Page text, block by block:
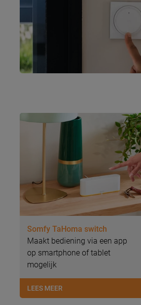
Somfy TaHoma switch
Maakt bediening via een app
op smartphone of tablet
mogelijk
LEES MEER